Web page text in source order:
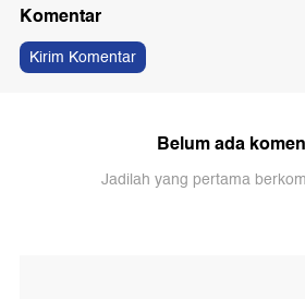
Komentar
Kirim Komentar
Belum ada
Jadilah yang pertama